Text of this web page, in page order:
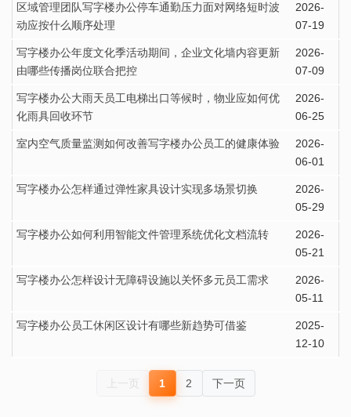
区域管理团队写字楼办公停车通勤压力面对网络短时波
动应按什么顺序处理
2026-
07-19
写字楼办公年度文化季活动期间，企业文化墙内容更新
由哪些传播岗位联合把控
2026-
07-09
写字楼办公大雨天员工电梯出口等候时，物业应如何优
化雨具回收环节
2026-
06-25
室内空气质量监测如何改善写字楼办公员工的健康体验
2026-
06-01
写字楼办公怎样通过弹性家具设计实现多场景切换
2026-
05-29
写字楼办公如何利用智能文件管理系统优化文档流转
2026-
05-21
写字楼办公怎样设计无障碍设施以关怀多元员工需求
2026-
05-11
写字楼办公员工休闲区设计有哪些新趋势可借鉴
2025-
12-10
上一页 1 2 下一页